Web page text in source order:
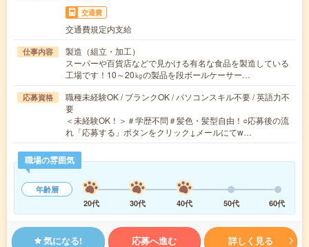
交通費
交通費規定内支給
仕事内容
製造（組立・加工）
スーパーや百貨店などで見かける有名な食品を製造している
工場です！10～20㎏の製品を段ボールケーサー…
応募資格
職種未経験OK / ブランクOK / パソコンスキル不要 / 英語力不
要
＜未経験OK！＞＃学歴不問＃髪色・髪型自由！○応募後の流
れ「応募する」ボタンをクリック↓メールにてw…
職場の雰囲気
年齢層
20代
30代 40代 50代 60代
気になる! 応募へ進む 詳しく見る